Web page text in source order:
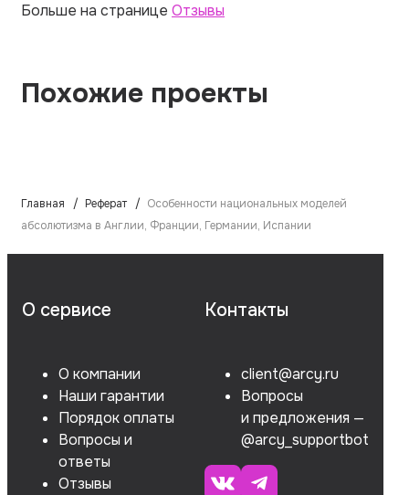
Больше на странице Отзывы
Похожие проекты
Главная Реферат
Особенности национальных моделей
абсолютизма в Англии, Франции, Германии, Испании
О сервисе
О компании
Наши гарантии
Порядок оплаты
Вопросы и
ответы
Отзывы
Контакты
client@arcy.ru
Вопросы
и предложения —
@arcy_supportbot